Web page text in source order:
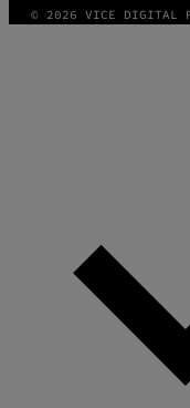
© 2026 VICE DIGITAL